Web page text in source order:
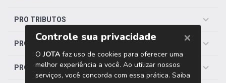
PRO TRIBUTOS
PRO TRABALHISTA
PRO SAÚDE